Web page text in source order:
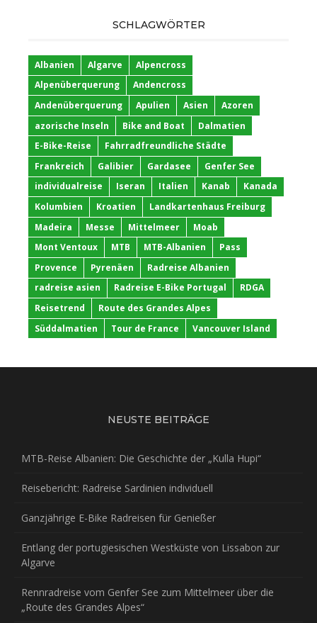
SCHLAGWÖRTER
Albanien Algarve
Alpencross
Alpenüberquerung
Andencross
Andenüberquerung
Apulien Asien
Azoren
azorische Inseln
Bike and Boat
Dalmatien
E-Bike-Reise
Fahrradfreundliche Städte
Frankreich
Galibier Gardasee
Genfer See
individualreise
Iseran Italien Kanab
Kanada
Kolumbien
Kroatien
Landkartenhaus Freiburg
Madeira
Messe Mittelmeer
Moab
Mont Ventoux
MTB MTB-Albanien
Pass
Provence
Pyrenäen
Radreise Albanien
radreise asien
Radreise E-Bike Portugal
RDGA
Reisetrend
Route des Grandes Alpes
Süddalmatien
Tour de France Vancouver Island
NEUSTE BEITRÄGE
MTB-Reise Albanien: Die Geschichte der „Kulla Hupi“
Reisebericht: Radreise Sardinien individuell
Ganzjährige E-Bike Radreisen für Genießer
Entlang der portugiesischen Westküste von Lissabon zur
Algarve
Rennradreise vom Genfer See zum Mittelmeer über die
„Route des Grandes Alpes“